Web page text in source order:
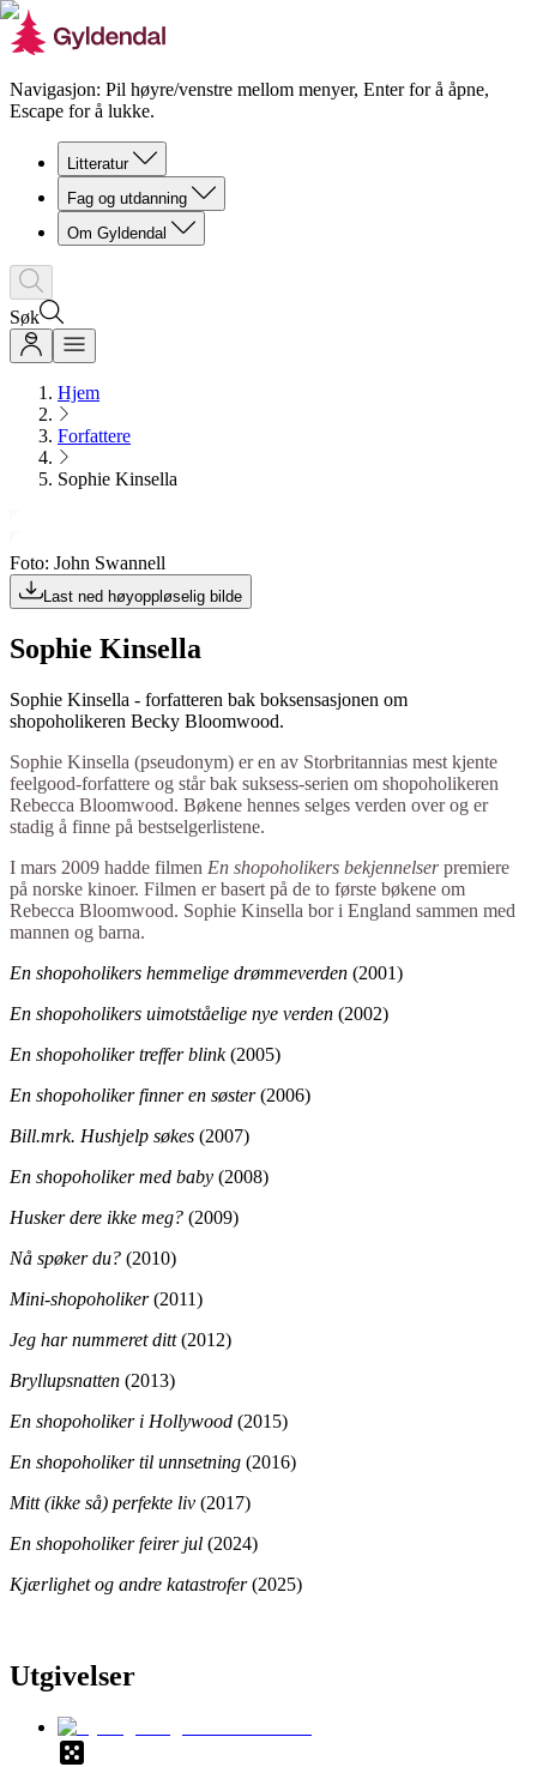
Navigasjon: Pil høyre/venstre mellom menyer, Enter for å åpne,
Escape for å lukke.
Litteratur
Fag og utdanning
Om Gyldendal
Søk
Hjem
Forfattere
Sophie Kinsella
Foto: John Swannell
Last ned høyoppløselig bilde
Sophie Kinsella
Sophie Kinsella - forfatteren bak boksensasjonen om
shopoholikeren Becky Bloomwood.
Sophie Kinsella (pseudonym) er en av Storbritannias mest kjente
feelgood-forfattere og står bak suksess-serien om shopoholikeren
Rebecca Bloomwood. Bøkene hennes selges verden over og er
stadig å finne på bestselgerlistene.
I mars 2009 hadde filmen En shopoholikers bekjennelser premiere
på norske kinoer. Filmen er basert på de to første bøkene om
Rebecca Bloomwood. Sophie Kinsella bor i England sammen med
mannen og barna.
En shopoholikers hemmelige drømmeverden (2001)
En shopoholikers uimotståelige nye verden (2002)
En shopoholiker treffer blink(2005)
En shopoholiker finner en søster(2006)
Bill.mrk. Hushjelp søkes (2007)
En shopoholiker med baby (2008)
Husker dere ikke meg? (2009)
Nå spøker du? (2010)
Mini-shopoholiker(2011)
Jeg har nummeret ditt(2012)
Bryllupsnatten (2013)
En shopoholiker i Hollywood (2015)
En shopoholiker til unnsetning (2016)
Mitt (ikke så) perfekte liv (2017)
En shopoholiker feirer jul (2024)
Kjærlighet og andre katastrofer(2025)
Utgivelser